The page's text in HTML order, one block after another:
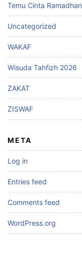
Temu Cinta
Uncategorized
WAKAF
Wisuda Tahfizh 2026
ZAKAT
ZISWAF
META
Log in
Entries feed
Comments feed
WordPress.org